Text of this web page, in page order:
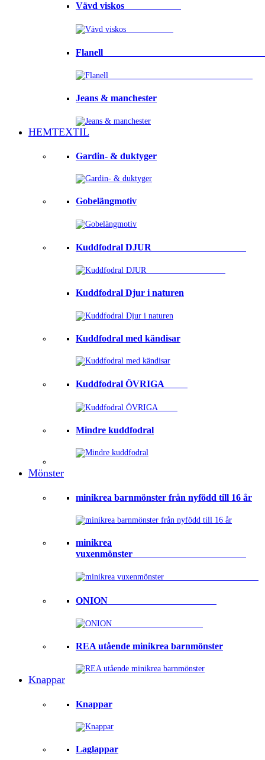
Vävd viskos⠀⠀⠀⠀⠀⠀⠀⠀
Flanell
Jeans & manchester
HEMTEXTIL
Gardin- & duktyger
Gobelängmotiv
Kuddfodral DJUR ⠀⠀⠀⠀⠀⠀⠀⠀⠀⠀⠀⠀⠀
Kuddfodral Djur i naturen
Kuddfodral med kändisar
Kuddfodral ÖVRIGA ⠀⠀⠀
Mindre kuddfodral
Mönster
minikrea barnmönster från nyfödd till 16 år
minikrea
vuxenmönster⠀⠀⠀⠀⠀⠀⠀⠀⠀⠀⠀⠀⠀⠀⠀⠀
ONION ⠀⠀⠀⠀⠀⠀⠀⠀⠀⠀⠀⠀⠀⠀⠀
REA utående minikrea barnmönster
Knappar
Knappar
Laglappar